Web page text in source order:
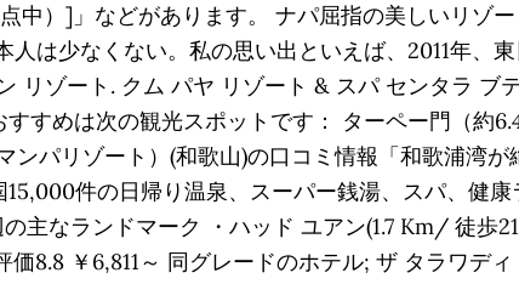
中）]」などがあります。 ナパ屈指の美しいリゾ
は少なくない。私の思い出といえば、2011年、
リゾート. クム パヤ リゾート & スパ センタラ ブ
すめは次の観光スポットです： ターペー門（約
パリゾート）(和歌山)の口コミ情報「和歌浦湾
件の日帰り温泉、スーパー銭湯、スパ、健
主なランドマーク ・ハッド ユアン(1.7 Km/ 徒歩
8.8 ￥6,811～ 同グレードのホテル; ザ タラワデ